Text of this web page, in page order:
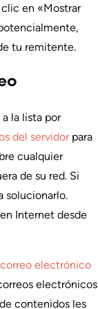
en «Mostrar
tu remitente.
la lista por
del servidor para
cualquier
de su red. Si
solucionarlo.
Internet desde
electrónico
electrónicos
contenidos les